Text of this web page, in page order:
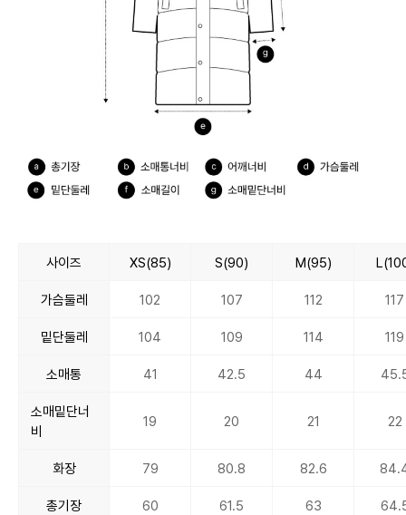
사이즈 XS(85) S(90) M(95)
가슴둘레 102 107 112 117
밑단둘레 104 109 114 119
소매통 41 42.5 44
소매밑단너
비
19 20 21 22
화장 79 80.8 82.6
총기장 60 61.5 63